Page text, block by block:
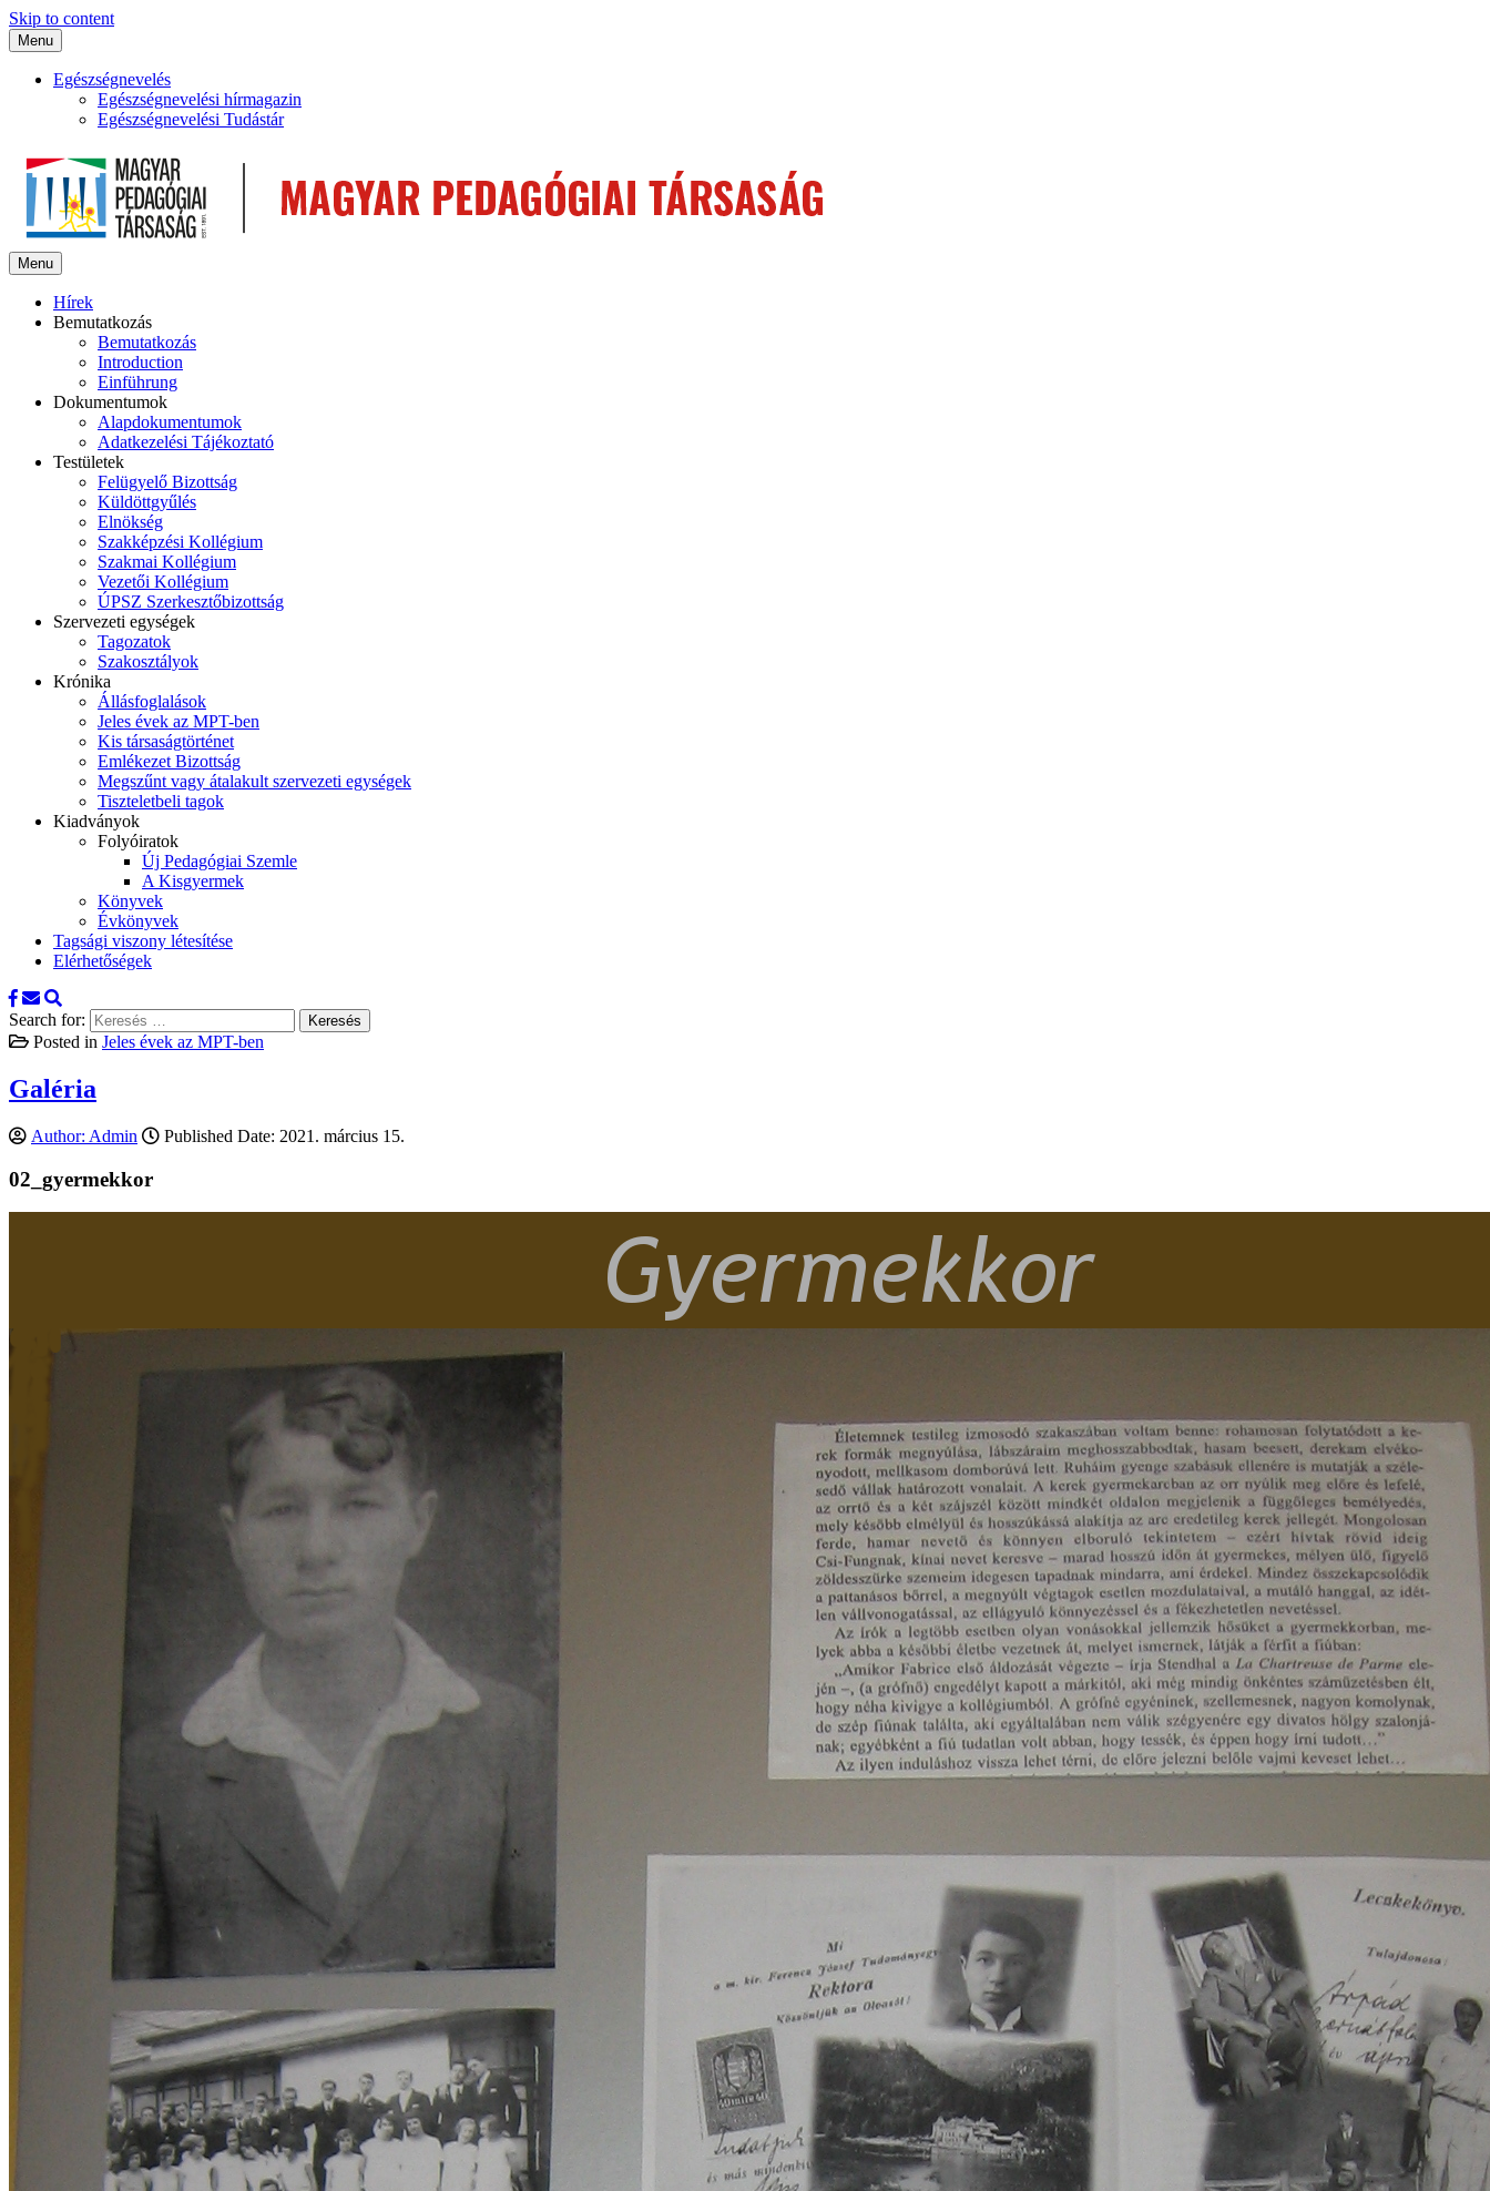
Skip to content
Menu
Egészségnevelés
Egészségnevelési hírmagazin
Egészségnevelési Tudástár
Menu
Hírek
Bemutatkozás
Bemutatkozás
Introduction
Einführung
Dokumentumok
Alapdokumentumok
Adatkezelési Tájékoztató
Testületek
Felügyelő Bizottság
Küldöttgyűlés
Elnökség
Szakképzési Kollégium
Szakmai Kollégium
Vezetői Kollégium
ÚPSZ Szerkesztőbizottság
Szervezeti egységek
Tagozatok
Szakosztályok
Krónika
Állásfoglalások
Jeles évek az MPT-ben
Kis társaságtörténet
Emlékezet Bizottság
Megszűnt vagy átalakult szervezeti egységek
Tiszteletbeli tagok
Kiadványok
Folyóiratok
Új Pedagógiai Szemle
A Kisgyermek
Könyvek
Évkönyvek
Tagsági viszony létesítése
Elérhetőségek
Search for:
Posted in Jeles évek az MPT-ben
Galéria
Author: Admin Published Date: 2021. március 15.
02_gyermekkor